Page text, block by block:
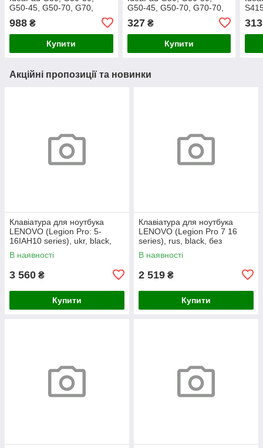
G50-45, G50-70, G70,
(RU Black, Чорна рамка з
підсвіткою)
988 ₴
Купити
G50-45, G50-70, G70-70,
G70-80, Z50-70, Z50-75,
Z70-80 Flex 2-15 (RU
Black Чорна рамка)
327₴
Купити
313
Акційні пропозиції та новинки
Клавіатура для ноутбука
LENOVO (Legion Pro: 5-
16IAH10 series), ukr, black,
без кадру, підсвічування
клавіш (RGB)
В наявності
3 560 ₴
Купити
Клавіатура для ноутбука
LENOVO (Legion Pro 7 16
series), rus, black, без
фрейма, підсвічування
клавіш (copilot)
В наявності
2 519 ₴
Купити